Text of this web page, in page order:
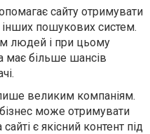
сайту отримувати
інших пошукових систем.
людей і при цьому
має більше шансів
великим компаніям.
може отримувати
є якісний контент під